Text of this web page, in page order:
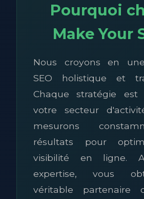
Pourquoi
Make Your
Nous croyons en
SEO holistique et
Chaque stratégie est
votre secteur
mesurons
résultats pour
visibilité en ligne.
expertise, vous
véritable partenaire